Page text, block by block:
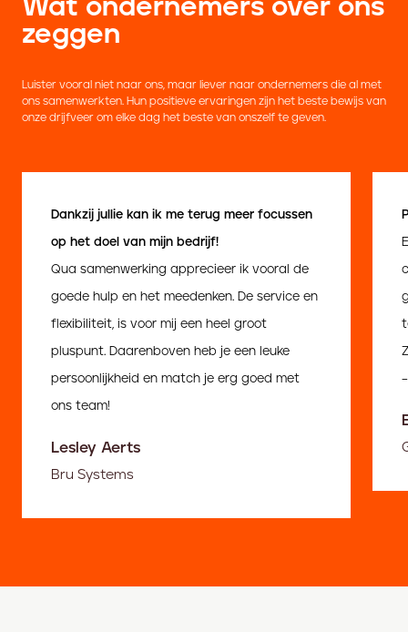
Wat ondernemers over ons
zeggen
Luister vooral niet naar ons, maar liever naar ondernemers die al met
ons samenwerkten. Hun positieve ervaringen zijn het beste bewijs van
onze drijfveer om elke dag het beste van onszelf te geven.
Dankzij jullie kan ik me terug meer focussen
op het doel van mijn bedrijf!
Qua samenwerking apprecieer ik vooral de
goede hulp en het meedenken. De service en
flexibiliteit, is voor mij een heel groot
pluspunt. Daarenboven heb je een leuke
persoonlijkheid en match je erg goed met
ons team!
Lesley Aerts
Bru Systems